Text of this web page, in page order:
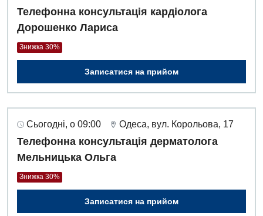
Телефонна консультація кардіолога
Дорошенко Лариса
Знижка 30%
Записатися на прийом
Сьогодні, о 09:00 Одеса, вул. Корольова, 17
Телефонна консультація дерматолога
Мельницька Ольга
Знижка 30%
Записатися на прийом